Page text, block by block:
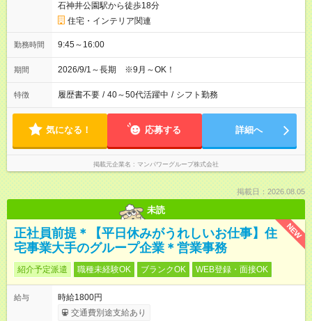
石神井公園駅から徒歩18分
住宅・インテリア関連
勤務時間 9:45～16:00
期間 2026/9/1～長期 ※9月～OK！
特徴 履歴書不要 / 40～50代活躍中 / シフト勤務
気になる！ 応募する 詳細へ
掲載元企業名 マンパワーグループ株式会社
掲載日：2026.08.05
未読
NEW
正社員前提＊【平日休みがうれしいお仕事】住
宅事業大手のグループ企業＊営業事務
紹介予定派遣 職種未経験OK ブランクOK WEB登録・面接OK
給与
時給1800円
交通費別途支給あり